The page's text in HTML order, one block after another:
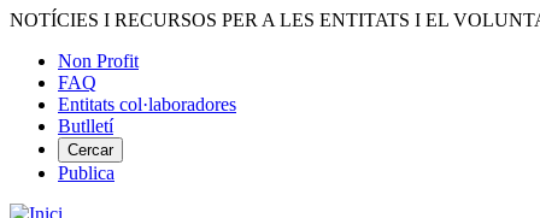
Vés
contingut
NOTÍCIES I RECURSOS PER A LES ENTITATS I EL
Menú
del
compte
d'usuari
Non Profit
FAQ
Entitats col·laboradores
Butlletí
Cercar
Publica